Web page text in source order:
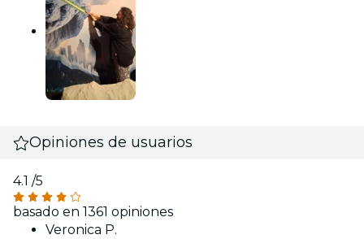
Opiniones de usuarios
4.1 /5
basado en 1361 opiniones
Veronica P.